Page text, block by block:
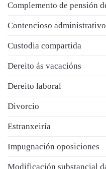
Complemento de pensión
Contencioso administrativo
Custodia compartida
Dereito ás vacacións
Dereito laboral
Divorcio
Estranxeiría
Impugnación oposiciones
Modificación substancial